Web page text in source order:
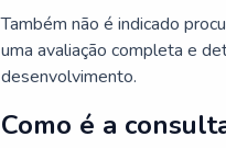
Também não é indicado
uma avaliação completa e
desenvolvimento.
Como é a